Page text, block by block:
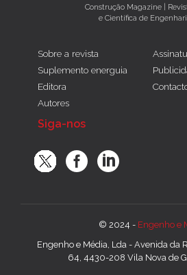
Construção Magazine |
e Científica de
Sobre a revista
Suplemento energuia
Editora
Autores
Siga-nos
© 2024 - Engenho e
Engenho e Média, Lda - Avenida da
64, 4430-208 Vila Nova de